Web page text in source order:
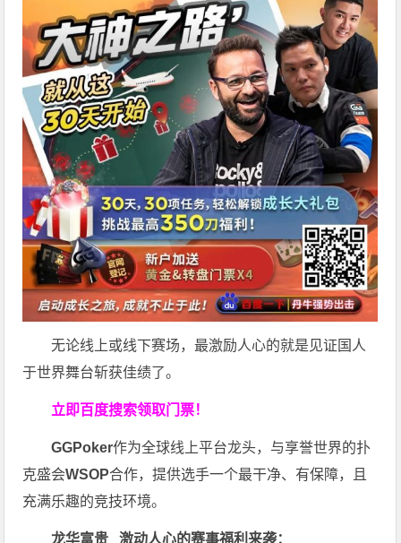
无论线上或线下赛场，最激励人心的就是见证国人
于世界舞台斩获佳绩了。
立即百度搜索领取门票！
GGPoker作为全球线上平台龙头，与享誉世界的扑
克盛会WSOP合作，提供选手一个最干净、有保障，且
充满乐趣的竞技环境。
龙华富贵 激动人心的赛事福利来袭：